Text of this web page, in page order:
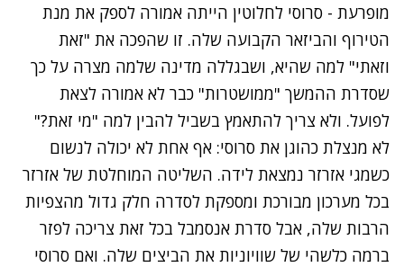
מופרעת - סרוסי לחלוטין הייתה אמורה לספק את מנת
הטירוף והביזאר הקבועה שלה. זו שהפכה את "זאת
וזאתי" למה שהיא, ושבגללה מדינה שלמה מצרה על כך
שסדרת ההמשך "ממושטרות" כבר לא אמורה לצאת
לפועל. ולא צריך להתאמץ בשביל להבין למה "מי זאת?"
לא מנצלת כהוגן את סרוסי: אף אחת לא יכולה לנשום
כשמגי אזרזר נמצאת לידה. השליטה המוחלטת של אזרזר
בכל מערכון מבורכת ומספקת לסדרה חלק גדול מהצפיות
הרבות שלה, אבל סדרת אנסמבל בכל זאת צריכה לפזר
ברמה כלשהי של שוויוניות את הביצים שלה. ואם סרוסי